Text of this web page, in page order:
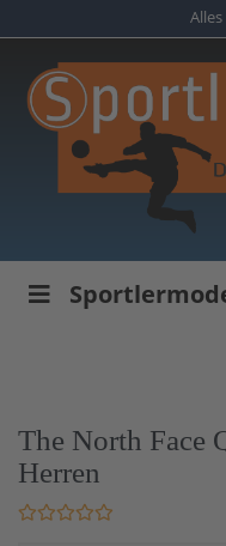
to
content
The North Face
Herren